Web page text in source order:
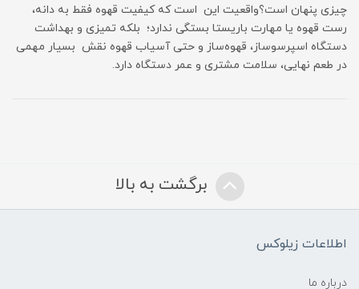
چیزی پنهان است؟واقعیت این است که کیفیت قهوه فقط به دانه،
رست قهوه یا مهارت باریستا بستگی ندارد؛ بلکه تمیزی و بهداشت
دستگاه اسپرسوساز، قهوه‌ساز و حتی آسیاب قهوه نقش بسیار مهمی
در طعم نهایی، سلامت مشتری و عمر دستگاه دارد.
برگشت به بالا
اطلاعات زیلوکس
درباره ما